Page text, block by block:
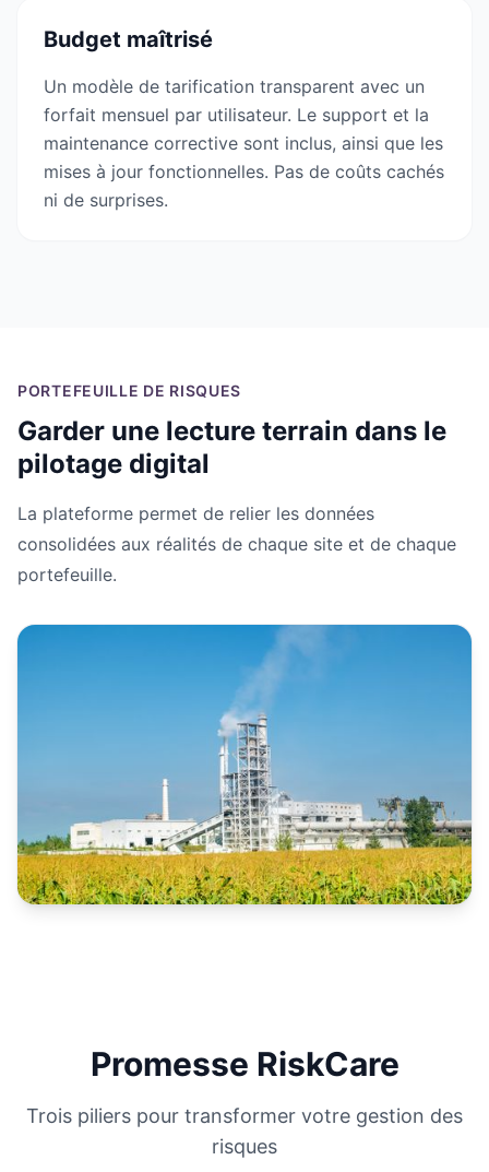
Budget maîtrisé
Un modèle de tarification transparent avec un
forfait mensuel par utilisateur. Le support et la
maintenance corrective sont inclus, ainsi que les
mises à jour fonctionnelles. Pas de coûts cachés
ni de surprises.
PORTEFEUILLE DE RISQUES
Garder une lecture terrain dans le
pilotage digital
La plateforme permet de relier les données
consolidées aux réalités de chaque site et de chaque
portefeuille.
Promesse RiskCare
Trois piliers pour transformer votre gestion des
risques